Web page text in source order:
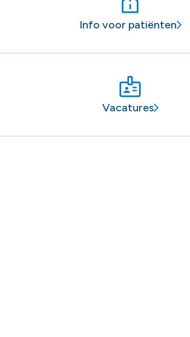
Info voor patiënten
Vacatures